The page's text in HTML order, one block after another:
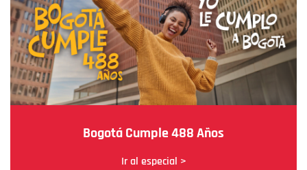
Bogotá Cumple 488 Años
Ir al especial >